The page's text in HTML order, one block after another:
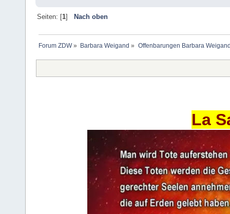
Seiten: [1] Nach oben
Forum ZDW» Barbara Weigand » Offenbarungen Barbara
La